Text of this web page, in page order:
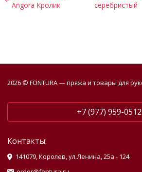
Angora Кролик
серебристый
2026 © FONTURA — пряжа и товары для
+7 (977) 959-0512
Контакты:
141079, Королев, ул.Ленина, 25а - 124